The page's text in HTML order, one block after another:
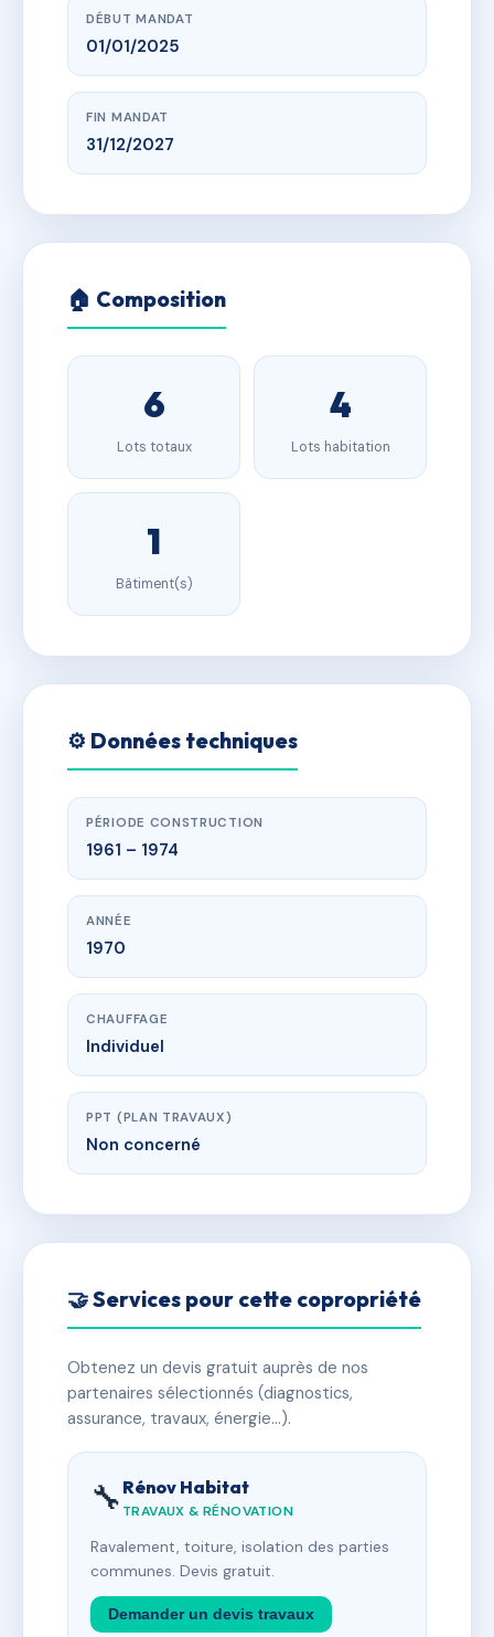
DÉBUT MANDAT
01/01/2025
FIN MANDAT
31/12/2027
🏠 Composition
6
Lots totaux
4
Lots habitation
1
Bâtiment(s)
⚙️ Données techniques
PÉRIODE CONSTRUCTION
1961 – 1974
ANNÉE
1970
CHAUFFAGE
Individuel
PPT (PLAN TRAVAUX)
Non concerné
🤝 Services pour cette copropriété
Obtenez un devis gratuit auprès de nos
partenaires sélectionnés (diagnostics,
assurance, travaux, énergie…).
🔧 Rénov Habitat
TRAVAUX & RÉNOVATION
Ravalement, toiture, isolation des parties
communes. Devis gratuit.
Demander un devis travaux